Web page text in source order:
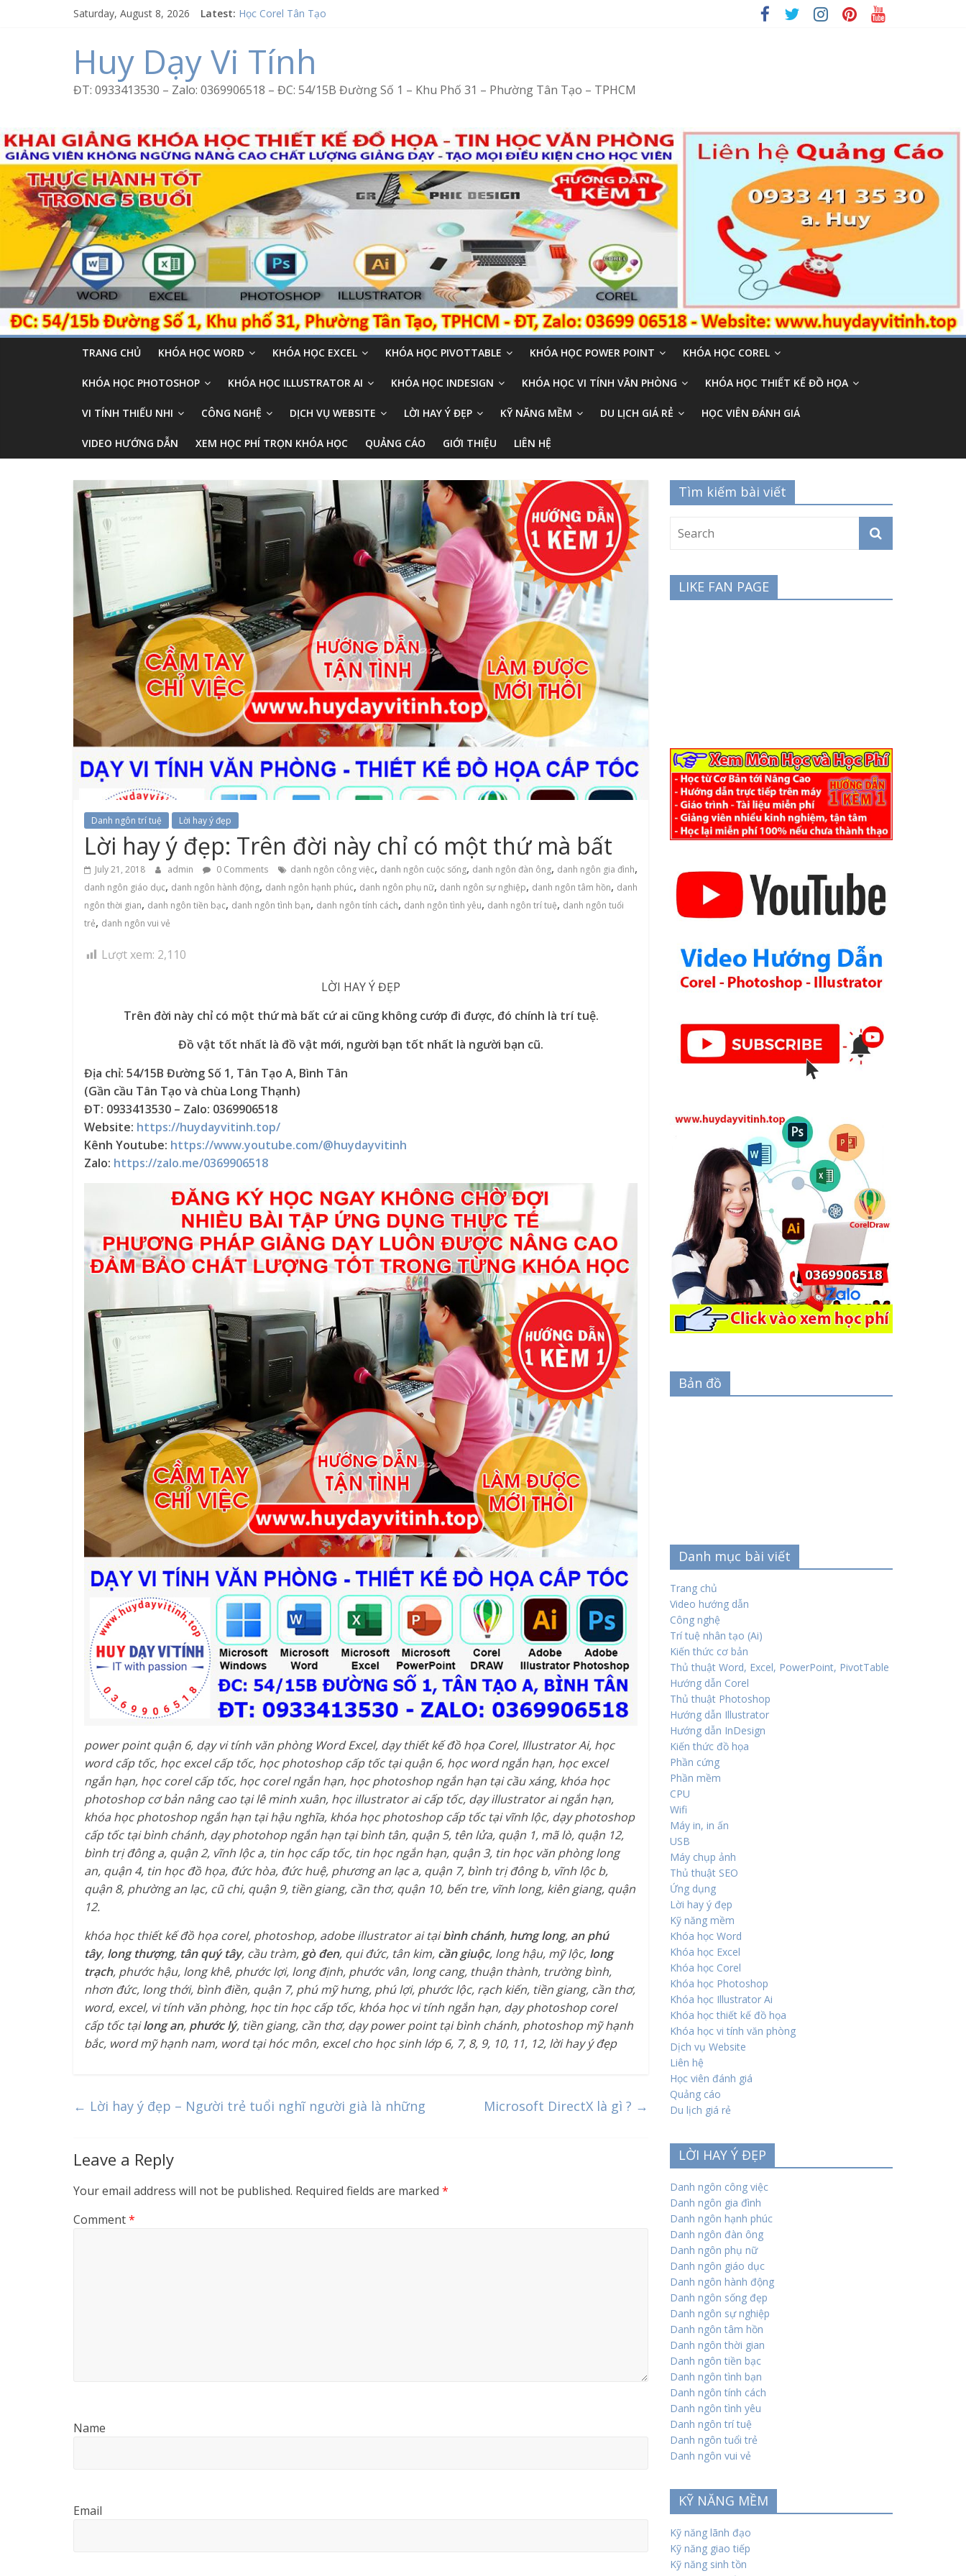
Saturday, August 8, 2026 Latest: Học Corel Tân Tạo
Excel Bình Trị Đông – Vi tính văn phòng cấp tốc
Word Bình Trị Đông – Tin học văn phòng cấp tốc
Huy Dạy Vi Tính
ĐT: 0933413530 – Zalo: 0369906518 – ĐC: 54/15B Đường Số 1 – Khu Phố 31 – Phường Tân Tạo – TPHCM
TRANG CHỦ KHÓA HỌC WORD KHÓA HỌC EXCEL KHÓA HỌC PIVOTTABLE KHÓA HỌC POWER POINT KHÓA HỌC COREL
KHÓA HỌC PHOTOSHOP KHÓA HỌC ILLUSTRATOR AI KHÓA HỌC INDESIGN KHÓA HỌC VI TÍNH VĂN PHÒNG KHÓA HỌC THIẾT KẾ ĐỒ HỌA
VI TÍNH THIẾU NHI CÔNG NGHỆ DỊCH VỤ WEBSITE LỜI HAY Ý ĐẸP KỸ NĂNG MỀM DU LỊCH GIÁ RẺ HỌC VIÊN ĐÁNH GIÁ
VIDEO HƯỚNG DẪN XEM HỌC PHÍ TRỌN KHÓA HỌC QUẢNG CÁO GIỚI THIỆU LIÊN HỆ
Danh ngôn trí tuệ Lời hay ý đẹp
Lời hay ý đẹp: Trên đời này chỉ có một thứ mà bất
July 21, 2018 admin 0 Comments danh ngôn công việc, danh ngôn cuộc sống, danh ngôn đàn ông, danh ngôn gia đình,
danh ngôn giáo dục, danh ngôn hành động, danh ngôn hạnh phúc, danh ngôn phụ nữ, danh ngôn sự nghiệp, danh ngôn tâm hồn, danh
ngôn thời gian, danh ngôn tiền bạc, danh ngôn tình bạn, danh ngôn tính cách, danh ngôn tình yêu, danh ngôn trí tuệ, danh ngôn tuổi
trẻ, danh ngôn vui vẻ
Lượt xem: 2,110
LỜI HAY Ý ĐẸP
Trên đời này chỉ có một thứ mà bất cứ ai cũng không cướp đi được, đó chính là trí tuệ.
Đồ vật tốt nhất là đồ vật mới, người bạn tốt nhất là người bạn cũ.
Địa chỉ: 54/15B Đường Số 1, Tân Tạo A, Bình Tân
(Gần cầu Tân Tạo và chùa Long Thạnh)
ĐT: 0933413530 – Zalo: 0369906518
Website: https://huydayvitinh.top/
Kênh Youtube: https://www.youtube.com/@huydayvitinh
Zalo: https://zalo.me/0369906518
power point quận 6, dạy vi tính văn phòng Word Excel, dạy thiết kế đồ họa Corel, Illustrator Ai, học
word cấp tốc, học excel cấp tốc, học photoshop cấp tốc tại quận 6, học word ngắn hạn, học excel
ngắn hạn, học corel cấp tốc, học corel ngắn hạn, học photoshop ngắn hạn tại cầu xáng, khóa học
photoshop cơ bản nâng cao tại lê minh xuân, học illustrator ai cấp tốc, dạy illustrator ai ngắn hạn,
khóa học photoshop ngắn hạn tại hậu nghĩa, khóa học photoshop cấp tốc tại vĩnh lộc, dạy photoshop
cấp tốc tại bình chánh, dạy photohop ngắn hạn tại bình tân, quận 5, tên lửa, quận 1, mã lò, quận 12,
bình trị đông a, quận 2, vĩnh lộc a, tin học cấp tốc, tin học ngắn hạn, quận 3, tin học văn phòng long
an, quận 4, tin học đồ họa, đức hòa, đức huệ, phương an lạc a, quận 7, bình trị đông b, vĩnh lộc b,
quận 8, phường an lạc, cũ chi, quận 9, tiền giang, cần thơ, quận 10, bến tre, vĩnh long, kiên giang, quận
12.
khóa học thiết kế đồ họa corel, photoshop, adobe illustrator ai tạibình chánh, hưng long, an phú
tây, long thượng, tân quý tây, cầu tràm, gò đen, qui đức, tân kim, cần giuộc, long hậu, mỹ lộc, long
trạch, phước hậu, long khê, phước lợi, long định, phước vân, long cang, thuận thành, trường bình,
nhơn đức, long thới, bình điền, quận 7, phú mỹ hưng, phú lợi, phước lộc, rạch kiến, tiền giang, cần thơ,
word, excel, vi tính văn phòng, học tin học cấp tốc, khóa học vi tính ngắn hạn, dạy photoshop corel
cấp tốc tạilong an, phước lý, tiền giang, cần thơ, dạy power point tại bình chánh, photoshop mỹ hạnh
bắc, word mỹ hạnh nam, word tại hóc môn, excel cho học sinh lớp 6, 7, 8, 9, 10, 11, 12, lời hay ý đẹp
← Lời hay ý đẹp – Người trẻ tuổi nghĩ người già là những Microsoft DirectX là gì ? →
Leave a Reply
Your email address will not be published. Required fields are marked *
Comment*
Name
Email
Tìm kiếm bài viết
LIKE FAN PAGE
Bản đồ
Danh mục bài viết
Trang chủ
Video hướng dẫn
Công nghệ
Trí tuệ nhân tạo (Ai)
Kiến thức cơ bản
Thủ thuật Word, Excel, PowerPoint, PivotTable
Hướng dẫn Corel
Thủ thuật Photoshop
Hướng dẫn Illustrator
Hướng dẫn InDesign
Kiến thức đồ họa
Phần cứng
Phần mềm
CPU
Wifi
Máy in, in ấn
USB
Máy chụp ảnh
Thủ thuật SEO
Ứng dụng
Lời hay ý đẹp
Kỹ năng mềm
Khóa học Word
Khóa học Excel
Khóa học Corel
Khóa học Photoshop
Khóa học Illustrator Ai
Khóa học thiết kế đồ họa
Khóa học vi tính văn phòng
Dịch vụ Website
Liên hệ
Học viên đánh giá
Quảng cáo
Du lịch giá rẻ
LỜI HAY Ý ĐẸP
Danh ngôn công việc
Danh ngôn gia đình
Danh ngôn hạnh phúc
Danh ngôn đàn ông
Danh ngôn phụ nữ
Danh ngôn giáo dục
Danh ngôn hành động
Danh ngôn sống đẹp
Danh ngôn sự nghiệp
Danh ngôn tâm hồn
Danh ngôn thời gian
Danh ngôn tiền bạc
Danh ngôn tình bạn
Danh ngôn tính cách
Danh ngôn tình yêu
Danh ngôn trí tuệ
Danh ngôn tuổi trẻ
Danh ngôn vui vẻ
KỸ NĂNG MỀM
Kỹ năng lãnh đạo
Kỹ năng giao tiếp
Kỹ năng sinh tồn